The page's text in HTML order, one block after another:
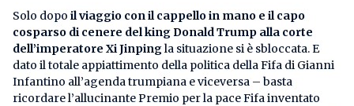
Solo dopo il viaggio con il cappello in mano e il capo
cosparso di cenere del king Donald Trump alla corte
dell’imperatore Xi Jinpingla situazione si è sbloccata. E
dato il totale appiattimento della politica della Fifa di Gianni
Infantino all’agenda trumpiana e viceversa – basta
ricordare l’allucinante Premio per la pace Fifa inventato